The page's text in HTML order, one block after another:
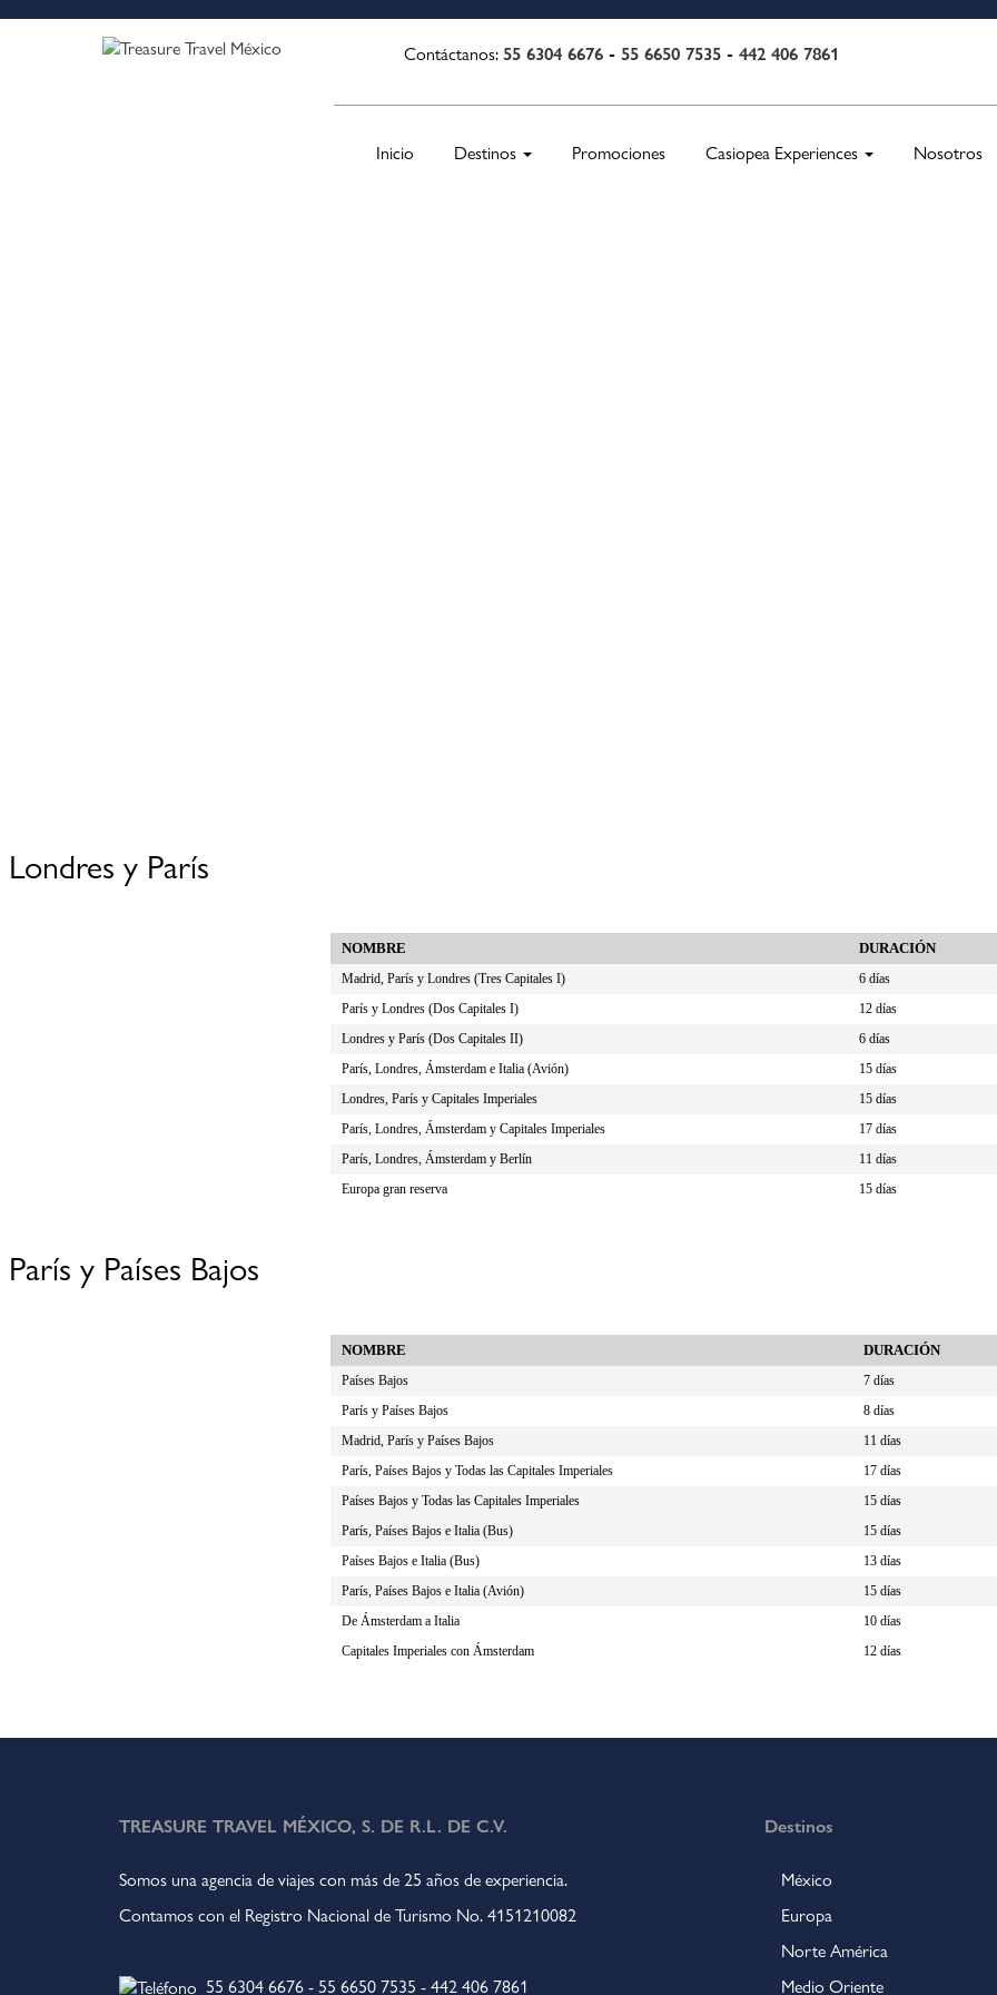
Contáctanos: 55 6304 6676- 55 6650 7535- 442 406 7861
Inicio Destinos Promociones Casiopea Experiences Nosotros
Londres y París
NOMBRE DURACIÓN
Madrid, París y Londres (Tres Capitales I)
6 días
París y Londres (Dos Capitales I)
12 días
Londres y París (Dos Capitales II)
6 días
París, Londres, Ámsterdam e Italia (Avión)
15 días
Londres, París y Capitales Imperiales
15 días
París, Londres, Ámsterdam y Capitales Imperiales
17 días
París, Londres, Ámsterdam y Berlín
11 días
Europa gran reserva
15 días
París y Países Bajos
NOMBRE DURACIÓN
Países Bajos
7 días
París y Países Bajos
8 días
Madrid, París y Países Bajos
11 días
París, Países Bajos y Todas las Capitales Imperiales
17 días
Países Bajos y Todas las Capitales Imperiales
15 días
París, Países Bajos e Italia (Bus)
15 días
Países Bajos e Italia (Bus)
13 días
París, Países Bajos e Italia (Avión)
15 días
De Ámsterdam a Italia
10 días
Capitales Imperiales con Ámsterdam
12 días
TREASURE TRAVEL MÉXICO, S. DE R.L. DE C.V.
Somos una agencia de viajes con más de 25 años de experiencia.
Contamos con el Registro Nacional de Turismo No. 4151210082
55 6304 6676 - 55 6650 7535 - 442 406 7861
Destinos
México
Europa
Norte América
Medio Oriente